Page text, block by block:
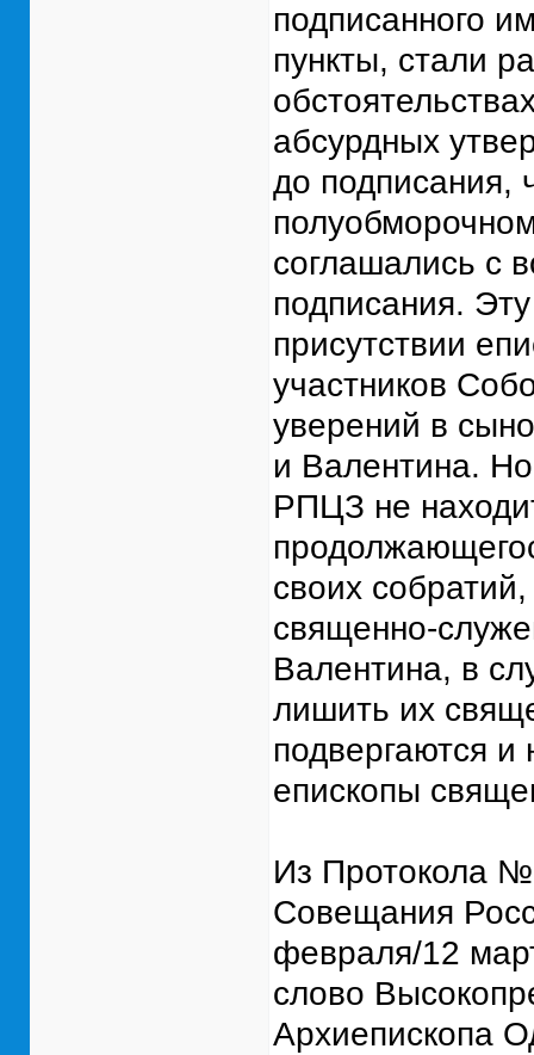
подписанного
пункты, стали
абсурдных
до подписания,
соглашались с
подписания.
присутствии
участников
уверений в
и Валентина.
РПЦЗ не
своих
священно-
Валентина, в
лишить их
подвергаются
епископы
Из Протокола №
Совещания
февраля/12
слово
Архиепископа